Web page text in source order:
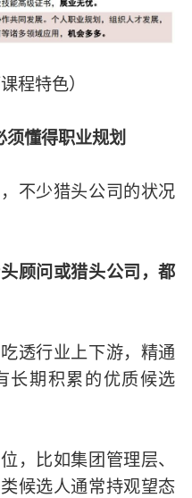
程特色）
懂得职业规划
不少猎头公司的状况
顾问或猎头公司，都
透行业上下游，精通
长期积累的优质候选
，比如集团管理层、
候选人通常持观望态